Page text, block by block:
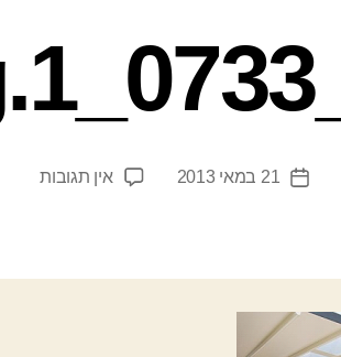
תאריך
21 במאי 2013 אין תגובותעל